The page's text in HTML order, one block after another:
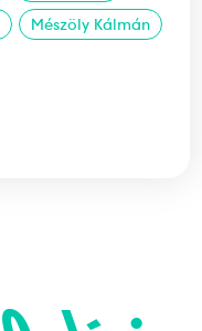
Mészöly Kálmán